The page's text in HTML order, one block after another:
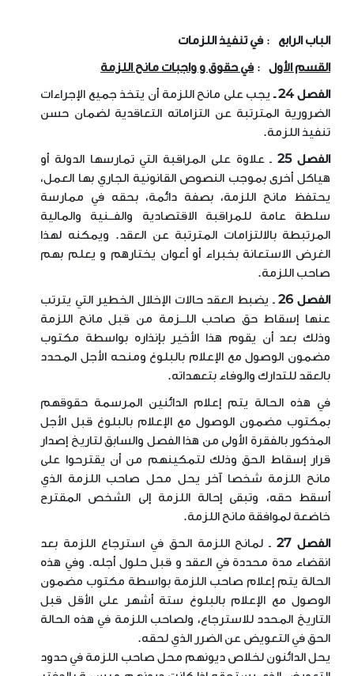
الباب الرابع :في تنفيذ اللزمات
القسم الأول :في حقوق و واجبات مانح اللزمة
الفصل 24 ـ
يجب على مانح اللزمة أن يتخذ جميع الإجراءات
الضرورية المترتبة عن التزاماته التعاقدية لضمان حسن
تنفيذ اللزمة.
الفصل 25
ـ علاوة على المراقبة التي تمارسها الدولة أو
هياكل أخرى بموجب النصوص القانونية الجاري بها العمل،
يحتفظ مانح اللزمة، بصفة دائمة، بحقه في ممارسة
سلطة عامة للمراقبة الاقتصادية والفــنية والمالية
المرتبطة بالالتزامات المترتبة عن العقد. ويمكنه لهذا
الغرض الاستعانة بخبراء أو أعوان يختارهم و يعلم بهم
صاحب اللزمة.
الفصل 26
ـ يضبط العقد حالات الإخلال الخطير التي يترتب
عنها إسقاط حق صاحب اللــزمة من قبل مانح اللزمة
وذلك بعد أن يقوم هذا الأخير بإنذاره بواسطة مكتوب
مضمون الوصول مع الإعلام بالبلوغ ومنحه الأجل المحدد
بالعقد للتدارك والوفاء بتعهداته.
في هذه الحالة يتم إعلام الدائنين المرسمة حقوقهم
بمكتوب مضمون الوصول مع الإعلام بالبلوغ قبل الأجل
المذكور بالفقرة الأولى من هذا الفصل والسابق لتاريخ إصدار
قرار إسقاط الحق وذلك لتمكينهم من أن يقترحوا على
مانح اللزمة شخصا آخر يحل محل صاحب اللزمة الذي
أسقط حقه، وتبقى إحالة اللزمة إلى الشخص المقترح
خاضعة لموافقة مانح اللزمة.
الفصل 27
ـ لمانح اللزمة الحق في استرجاع اللزمة بعد
انقضاء مدة محددة في العقد و قبل حلول أجله. وفي هذه
الحالة يتم إعلام صاحب اللزمة بواسطة مكتوب مضمون
الوصول مع الإعلام بالبلوغ ستة أشهر على الأقل قبل
التاريخ المحدد للاسترجاع، ولصاحب اللزمة في هذه الحالة
الحق في التعويض عن الضرر الذي لحقه.
يحل الدائنون لخلاص ديونهم محل صاحب اللزمة في حدود